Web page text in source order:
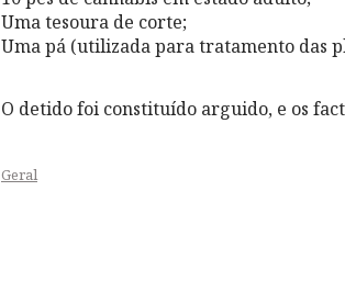
Uma tesoura de corte;
Uma pá (utilizada para tratamento das
O detido foi constituído arguido, e os
Geral